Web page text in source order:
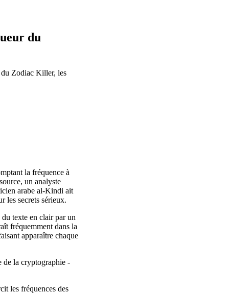
du
du Zodiac Killer, les
la fréquence à
un analyste
arabe al-Kindi ait
les secrets sérieux.
texte en clair par un
fréquemment dans la
apparaître chaque
de la cryptographie -
les fréquences des